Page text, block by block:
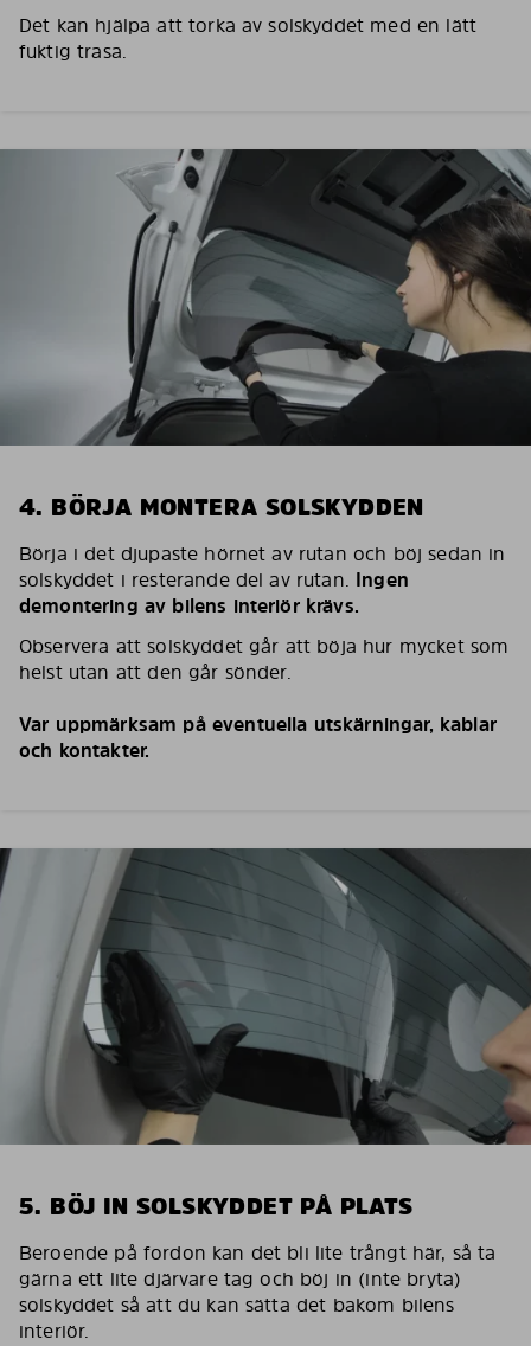
Det kan hjälpa att torka av solskyddet med en lätt
fuktig trasa.
4. BÖRJA MONTERA SOLSKYDDEN
Börja i det djupaste hörnet av rutan och böj sedan in
solskyddet i resterande del av rutan. Ingen
demontering av bilens interiör krävs.
Observera att solskyddet går att böja hur mycket som
helst utan att den går sönder.
Var uppmärksam på eventuella utskärningar, kablar
och kontakter.
5. BÖJ IN SOLSKYDDET PÅ PLATS
Beroende på fordon kan det bli lite trångt här, så ta
gärna ett lite djärvare tag och böj in (inte bryta)
solskyddet så att du kan sätta det bakom bilens
interiör.